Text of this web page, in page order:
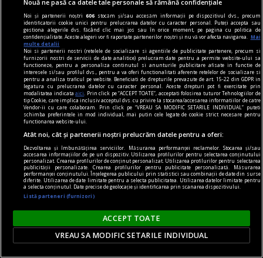
Dalí la București
Dalí vorbește românilor pe limba lor,
spunîndu‑le, totuși, o poveste pe care nu o pot
auzi de la nici un alt artist.
Sever VOINESCU
Nouă ne pasă ca datele tale personale să rămână confidențiale
Noi și partenerii noștri606 stocăm și/sau accesăm informații pe dispozitivul dvs., precum
identificatorii cookie unici pentru prelucrarea datelor cu caracter personal. Puteți accepta sau
gestiona alegerile dvs. făcând clic mai jos sau în orice moment, pe pagina cu politica de
confidențialitate. Aceste alegeri vor fi raportate partenerilor noștri și nu vă vor afecta navigarea.
Mai
multe detalii
Noi si partenerii nostri (retelele de socializare si agentiile de publicitate partenere, precum si
furnizorii nostri de servicii de date analitice) prelucram date pentru a permite website-ului sa
functioneze, pentru a personaliza continutul si anunturile publicitare afisate in functie de
interesele si/sau profilul dvs., pentru a va oferi functionalitati aferente retelelor de socializare si
pentru a analiza traficul pe website. Beneficiati de drepturile prevazute de art. 15-22 din GDPR in
legatura cu prelucrarea datelor cu caracter personal. Aceste drepturi pot fi exercitate prin
modalitatea indicataaici
. Prin click pe “ACCEPT TOATE”, acceptati folosirea tuturor Tehnologiilor de
tip Cookie, care implica inclusiv acceptul dvs. cu privire la stocarea/accesarea informatiilor de catre
Vendor-ii cu care colaboram. Prin click pe “VREAU SA MODIFIC SETARILE INDIVIDUAL” puteti
schimba preferintele in mod individual, mai putin cele legate de cookie strict necesare pentru
functionarea website-ului.
Atât noi, cât și partenerii noștri prelucrăm datele pentru a oferi:
Dezvoltarea și îmbunătățirea serviciilor. Măsurarea performanței reclamelor. Stocarea și/sau
accesarea informațiilor de pe un dispozitiv. Utilizarea profilurilor pentru selectarea conținutului
personalizat. Crearea profilurilor de conținut personalizat. Utilizarea profilurilor pentru selectarea
publicității personalizate. Crearea profilurilor pentru publicitate personalizată. Măsurarea
performanței conținutului. Înțelegerea publicului prin statistici sau combinații de date din surse
diferite. Utilizarea de date limitate pentru a selecta publicitatea. Utilizarea datelor limitate pentru
a selecta conținutul. Date precise de geolocație și identificarea prin scanarea dispozitivului.
Listă parteneri (furnizori)
ACCEPT TOATE
VREAU SA MODIFIC SETARILE INDIVIDUAL